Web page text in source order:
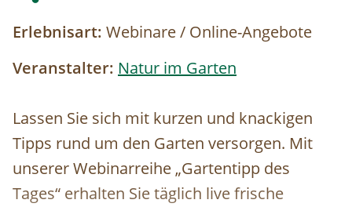
Erlebnisart: Webinare / Online-Angebote
Veranstalter: Natur im Garten
Lassen Sie sich mit kurzen und knackigen
Tipps rund um den Garten versorgen. Mit
unserer Webinarreihe „Gartentipp des
Tages“ erhalten Sie täglich live frische